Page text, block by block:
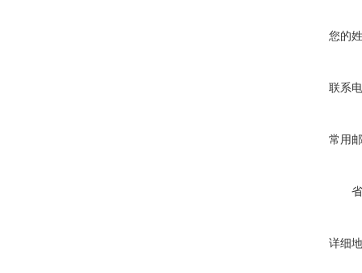
您的
联系
常用
详细